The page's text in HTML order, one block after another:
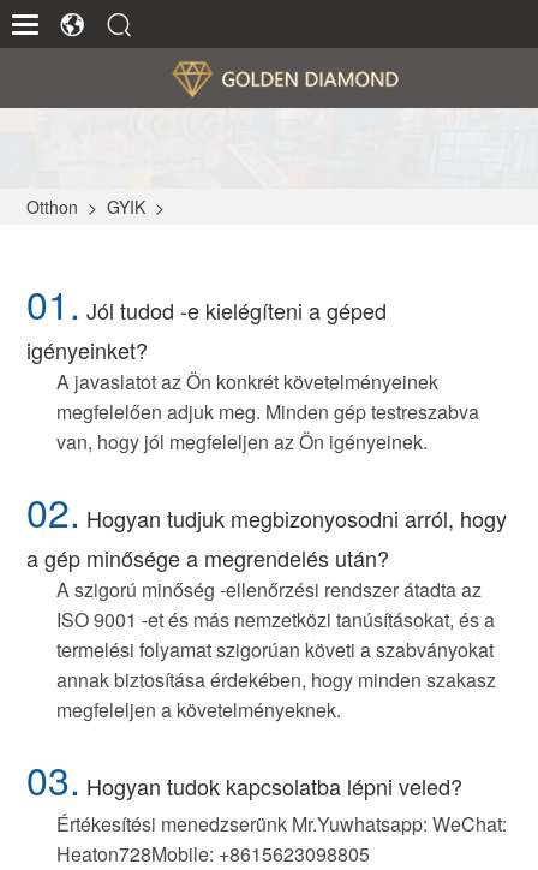
Otthon > GYIK >
01. Jól tudod -e kielégíteni a géped
igényeinket?
A javaslatot az Ön konkrét követelményeinek
megfelelően adjuk meg. Minden gép testreszabva
van, hogy jól megfeleljen az Ön igényeinek.
02. Hogyan tudjuk megbizonyosodni arról, hogy
a gép minősége a megrendelés után?
A szigorú minőség -ellenőrzési rendszer átadta az
ISO 9001 -et és más nemzetközi tanúsításokat, és a
termelési folyamat szigorúan követi a szabványokat
annak biztosítása érdekében, hogy minden szakasz
megfeleljen a követelményeknek.
03. Hogyan tudok kapcsolatba lépni veled?
Értékesítési menedzserünk Mr.Yuwhatsapp: WeChat:
Heaton728Mobile: +8615623098805